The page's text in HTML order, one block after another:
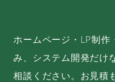
ホームページ・LP制作
み、システム開発だけ
相談ください。お見積